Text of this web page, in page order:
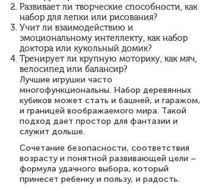
Развивает ли творческие способности, как
набор для лепки или рисования?
Учит ли взаимодействию и
эмоциональному интеллекту, как набор
доктора или кукольный домик?
Тренирует ли крупную моторику, как мяч,
велосипед или балансир?
Лучшие игрушки часто
многофункциональны. Набор деревянных
кубиков может стать и башней, и гаражом,
и границей воображаемого мира. Такой
подход дает простор для фантазии и
служит дольше.
Сочетание безопасности, соответствия
возрасту и понятной развивающей цели –
формула удачного выбора, который
принесет ребенку и пользу, и радость.